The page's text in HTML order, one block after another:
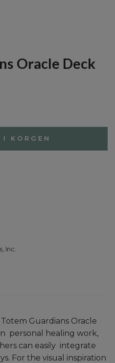
Oracle Deck
I KORGEN
Inc.
Guardians Oracle
personal healing work,
can easily integrate
For the visual inspiration